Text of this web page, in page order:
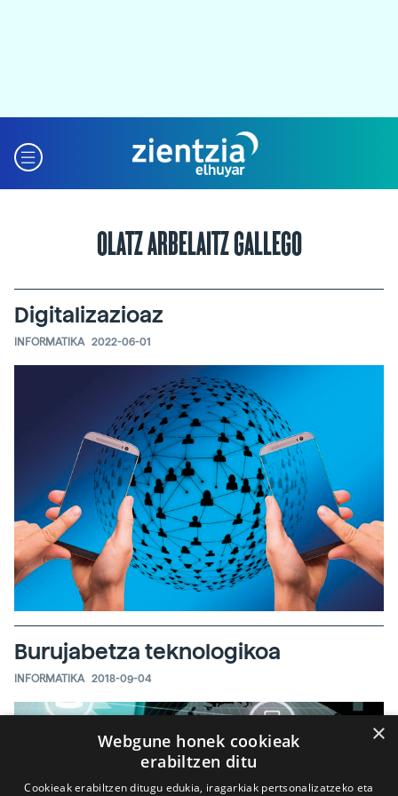
OLATZ ARBELAITZ GALLEGO
Digitalizazioaz
INFORMATIKA 2022-06-01
Burujabetza teknologikoa
INFORMATIKA 2018-09-04
×
Webgune honek cookieak
erabiltzen ditu
Cookieak erabiltzen ditugu edukia, iragarkiak pertsonalizatzeko eta